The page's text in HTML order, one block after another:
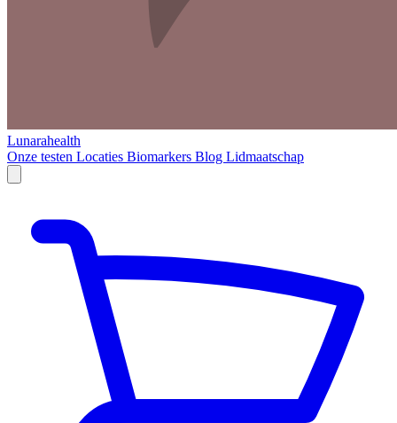
Lunarahealth
Onze testen Locaties Biomarkers Blog Lidmaatschap